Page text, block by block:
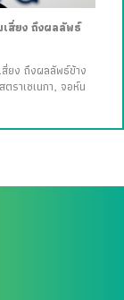
สี่ยง ถึงผลลัพธ์
ยง ถึงผลลัพธ์ข้าง
ราเซเนกา, จอห์น